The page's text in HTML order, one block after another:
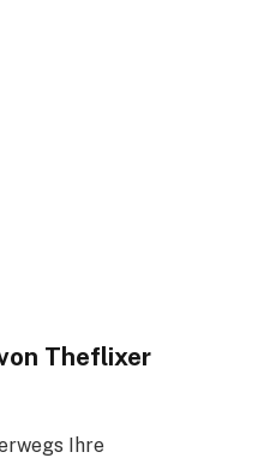
Theflixer
Ihre